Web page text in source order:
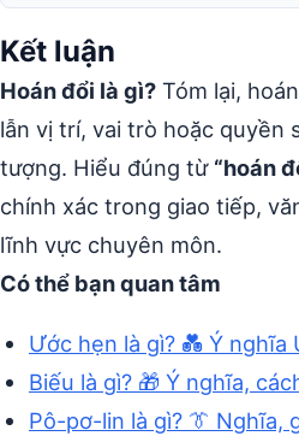
Kết luận
Hoán đổi là gì? Tóm lại,
lẫn vị trí, vai trò hoặc quyền
tượng. Hiểu đúng từ “hoán
chính xác trong giao tiếp,
lĩnh vực chuyên môn.
Có thể bạn quan tâm
Ước hẹn là gì? 💑 Ý nghĩa
Biếu là gì? 🎁 Ý nghĩa,
Pô-pơ-lin là gì? 👔 Nghĩa,